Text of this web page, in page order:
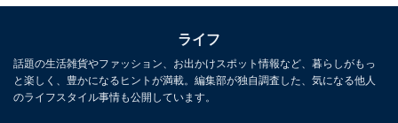
Anker「Smart Pouch Supported by KOKUYO」
ライフ
話題の生活雑貨やファッション、お出かけスポット情報など、暮らしがもっ
と楽しく、豊かになるヒントが満載。編集部が独自調査した、気になる他人
のライフスタイル事情も公開しています。